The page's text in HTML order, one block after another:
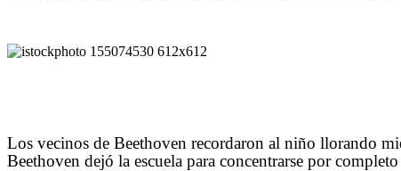
Los vecinos de Beethoven recordaron al niño llorando
Beethoven dejó la escuela para concentrarse por